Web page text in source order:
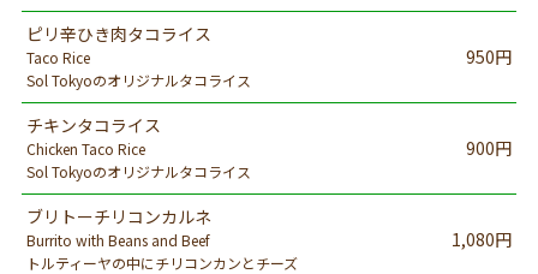
ピリ辛ひき肉タコライス
Taco Rice
Sol Tokyoのオリジナルタコライス
950円
チキンタコライス
Chicken Taco Rice
Sol Tokyoのオリジナルタコライス
900円
ブリトーチリコンカルネ
Burrito with Beans and Beef
トルティーヤの中にチリコンカンとチーズ
1,080円